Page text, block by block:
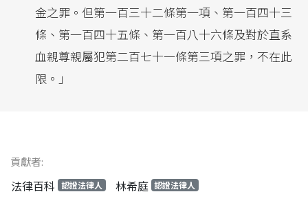
金之罪。但第一百三十二條第一項、第一百四十三
條、第一百四十五條、第一百八十六條及對於直系
血親尊親屬犯第二百七十一條第三項之罪，不在此
限。」
貢獻者:
法律百科 認證法律人 林希庭 認證法律人